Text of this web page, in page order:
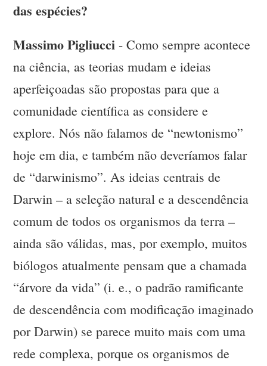
das espécies?
Massimo Pigliucci - Como sempre acontece
na ciência, as teorias mudam e ideias
aperfeiçoadas são propostas para que a
comunidade científica as considere e
explore. Nós não falamos de “newtonismo”
hoje em dia, e também não deveríamos falar
de “darwinismo”. As ideias centrais de
Darwin – a seleção natural e a descendência
comum de todos os organismos da terra –
ainda são válidas, mas, por exemplo, muitos
biólogos atualmente pensam que a chamada
“árvore da vida” (i. e., o padrão ramificante
de descendência com modificação imaginado
por Darwin) se parece muito mais com uma
rede complexa, porque os organismos de